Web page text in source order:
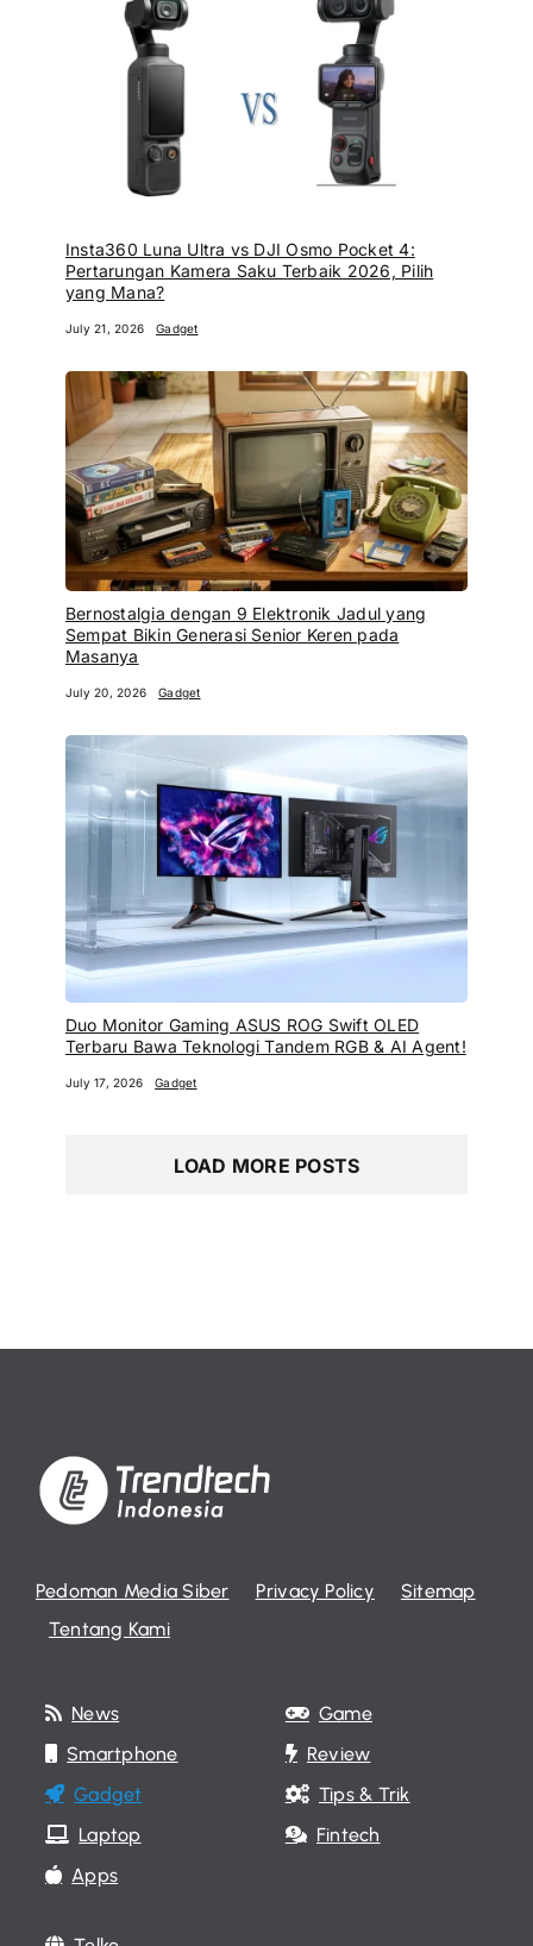
Insta360 Luna Ultra vs DJI Osmo Pocket 4:
Pertarungan Kamera Saku Terbaik 2026, Pilih
yang Mana?
July 21, 2026 Gadget
Bernostalgia dengan 9 Elektronik Jadul yang
Sempat Bikin Generasi Senior Keren pada
Masanya
July 20, 2026 Gadget
Duo Monitor Gaming ASUS ROG Swift OLED
Terbaru Bawa Teknologi Tandem RGB & AI Agent!
July 17, 2026 Gadget
LOAD MORE POSTS
Pedoman Media Siber Privacy Policy
Sitemap
Tentang Kami
News
Smartphone
Gadget
Laptop
Apps
Game
Review
Tips & Trik
Fintech